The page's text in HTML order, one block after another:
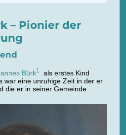
– Pionier der
Bürk1
als erstes Kind
war eine unruhige Zeit in der er
die er in seiner Gemeinde